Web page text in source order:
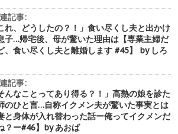
記事:
れ、どうしたの？！」食い尽くし夫と出かけ
子…帰宅後、母が驚いた理由は【専業主婦だ
、食い尽くし夫と離婚します #45】 by しろ
記事:
んなことってあり得る？！」高熱の娘を診た
のひと言…自称イクメン夫が驚いた事実とは
と身体が入れ替わった話ー俺ってイクメンだ
？ー#46】by あおば